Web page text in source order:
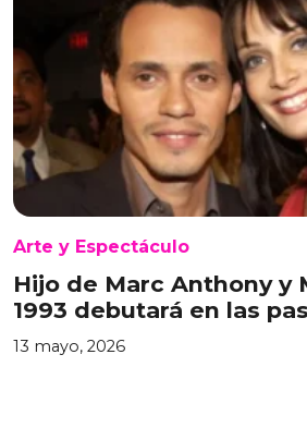
Arte y Espectáculo
Hijo de Marc Anthony y
1993 debutará en las
13 mayo, 2026